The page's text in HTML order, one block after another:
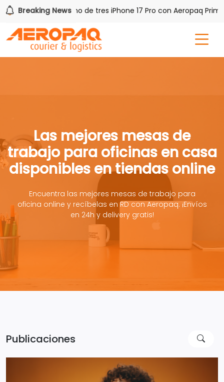
Breaking News
Gana uno de tres iPhone 17 Pro con Aeropaq Prime
Las mejores mesas de
trabajo para oficinas en casa
disponibles en tiendas online
Encuentra las mejores mesas de trabajo para
oficina online y recíbelas en RD con Aeropaq. ¡Envíos
en 24h y delivery gratis!
Publicaciones